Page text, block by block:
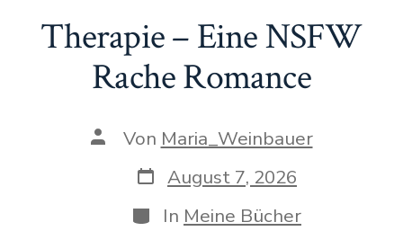
Therapie – Eine NSFW
Rache Romance
Beitragsautor
Von Maria_Weinbauer
Veröffentlichungsdatum
August 7, 2026
Kategorien
In Meine Bücher